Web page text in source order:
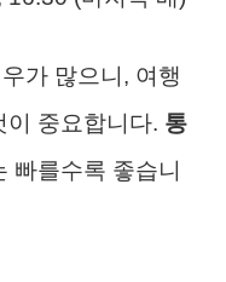
가 많으니, 여행
이 중요합니다. 통
빠를수록 좋습니